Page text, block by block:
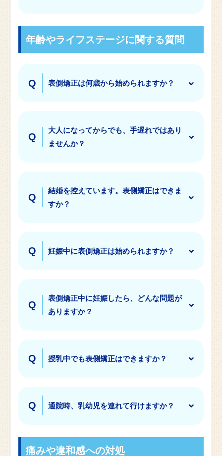
年齢やライフステージに関する質問
表側矯正は何歳から始められますか？
大人になってからでも、手遅れではあり
ませんか？
結婚を控えています。表側矯正はできま
すか？
妊娠中に表側矯正は始められますか？
表側矯正中に妊娠したら、どんな問題が
ありますか？
授乳中でも表側矯正はできますか？
通院時、乳幼児を連れて行けますか？
痛みや違和感への対処